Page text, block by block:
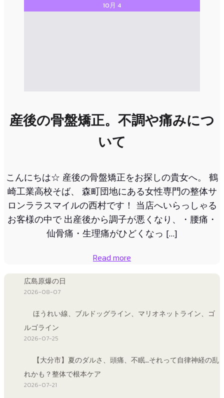
10月 4
産後の骨盤矯正。不調や痛みにつ
いて
こんにちは☆ 産後の骨盤矯正をお探しの貴女へ。 鶴
崎工業高校そば、 森町団地にある女性専門の整体サ
ロンララスマイルの西村です！ 当店へいらっしゃる
お客様の中で 出産後から調子が悪くなり、・腰痛・
仙骨痛・生理痛がひどくなっ […]
Read more
広島原爆の日
2026-08-07
ほうれい線、ブルドッグライン、マリオネットライン、ゴ
ルゴライン
2026-07-25
【大分市】夏のダルさ、頭痛、不眠…それって自律神経の乱
れかも？整体で根本ケア
2026-07-21